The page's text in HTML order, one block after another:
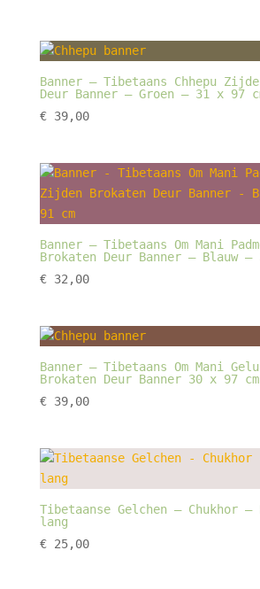
Banner – Tibetaans Chhepu
Deur Banner – Groen – 31 x 97
€39,00
Banner – Tibetaans Om Mani
Brokaten Deur Banner – Blauw –
€32,00
Banner – Tibetaans Om Mani
Brokaten Deur Banner 30 x 97 cm
€39,00
Tibetaanse Gelchen – Chukhor –
lang
€25,00